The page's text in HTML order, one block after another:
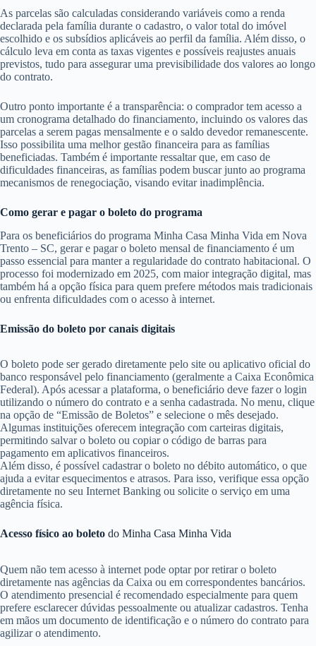
As parcelas são calculadas considerando variáveis como a renda
declarada pela família durante o cadastro, o valor total do imóvel
escolhido e os subsídios aplicáveis ao perfil da família. Além disso, o
cálculo leva em conta as taxas vigentes e possíveis reajustes anuais
previstos, tudo para assegurar uma previsibilidade dos valores ao longo
do contrato.
Outro ponto importante é a transparência: o comprador tem acesso a
um cronograma detalhado do financiamento, incluindo os valores das
parcelas a serem pagas mensalmente e o saldo devedor remanescente.
Isso possibilita uma melhor gestão financeira para as famílias
beneficiadas. Também é importante ressaltar que, em caso de
dificuldades financeiras, as famílias podem buscar junto ao programa
mecanismos de renegociação, visando evitar inadimplência.
Como gerar e pagar o boleto do programa
Para os beneficiários do programa Minha Casa Minha Vida em Nova
Trento – SC, gerar e pagar o boleto mensal de financiamento é um
passo essencial para manter a regularidade do contrato habitacional. O
processo foi modernizado em 2025, com maior integração digital, mas
também há a opção física para quem prefere métodos mais tradicionais
ou enfrenta dificuldades com o acesso à internet.
Emissão do boleto por canais digitais
O boleto pode ser gerado diretamente pelo site ou aplicativo oficial do
banco responsável pelo financiamento (geralmente a Caixa Econômica
Federal). Após acessar a plataforma, o beneficiário deve fazer o login
utilizando o número do contrato e a senha cadastrada. No menu, clique
na opção de “Emissão de Boletos” e selecione o mês desejado.
Algumas instituições oferecem integração com carteiras digitais,
permitindo salvar o boleto ou copiar o código de barras para
pagamento em aplicativos financeiros.
Além disso, é possível cadastrar o boleto no débito automático, o que
ajuda a evitar esquecimentos e atrasos. Para isso, verifique essa opção
diretamente no seu Internet Banking ou solicite o serviço em uma
agência física.
Acesso físico ao boleto do Minha Casa Minha Vida
Quem não tem acesso à internet pode optar por retirar o boleto
diretamente nas agências da Caixa ou em correspondentes bancários.
O atendimento presencial é recomendado especialmente para quem
prefere esclarecer dúvidas pessoalmente ou atualizar cadastros. Tenha
em mãos um documento de identificação e o número do contrato para
agilizar o atendimento.